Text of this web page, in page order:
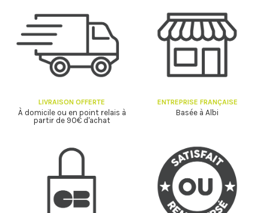
LIVRAISON OFFERTE
À domicile ou en point relais à
partir de 90€ d'achat
ENTREPRISE FRANÇAISE
Basée à Albi